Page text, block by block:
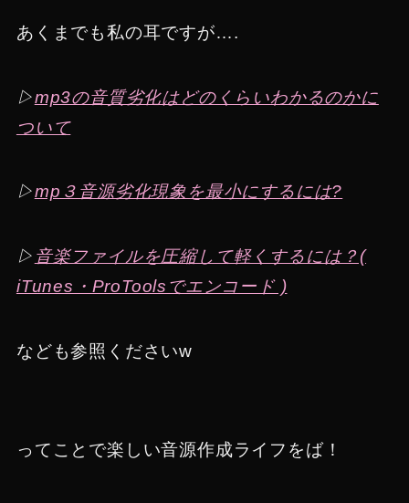
あくまでも私の耳ですが….
▷mp3の音質劣化はどのくらいわかるのかに
ついて
▷mp３音源劣化現象を最小にするには?
▷ 音楽ファイルを圧縮して軽くするには？(
iTunes・ProToolsでエンコード )
なども参照くださいw
ってことで楽しい音源作成ライフをば！